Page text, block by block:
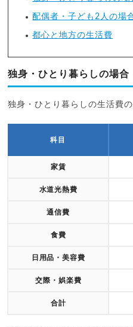
配偶者・子ども2人の場
都心と地方の生活費
独身・ひとり暮らしの場合
独身・ひとり暮らしの生活費
科目
家賃
水道光熱費
通信費
食費
日用品・美容費
交際・娯楽費
合計